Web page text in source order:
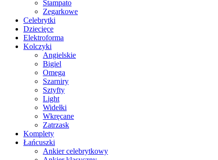
Stampato
Zegarkowe
Celebrytki
Dziecięce
Elektroforma
Kolczyki
Angielskie
Bigiel
Omega
Szarniry
Sztyfty
Light
Widełki
Wkręcane
Zatrzask
Komplety
Łańcuszki
Ankier celebrytkowy